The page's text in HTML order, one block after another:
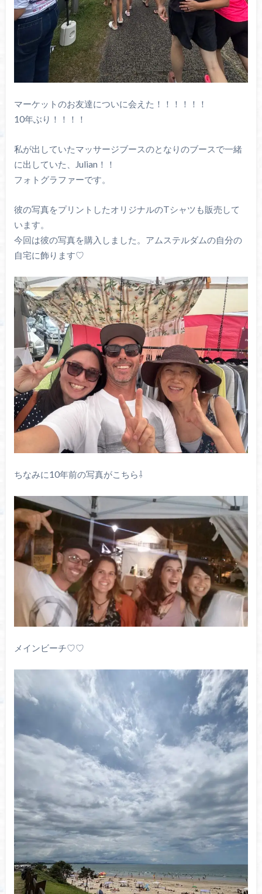
マーケットのお友達についに会えた！！！！！！
10年ぶり！！！！
私が出していたマッサージブースのとなりのブースで一緒
に出していた、Julian！！
フォトグラファーです。
彼の写真をプリントしたオリジナルのTシャツも販売して
います。
今回は彼の写真を購入しました。アムステルダムの自分の
自宅に飾ります♡
ちなみに10年前の写真がこちら⇩
メインビーチ♡♡